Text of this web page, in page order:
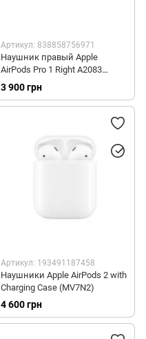
Артикул: 838858756971
Наушник правый Apple
AirPods Pro 1 Right A2083
(MWP22/R) (no-box)
3 900 грн
Артикул: 193491187458
Наушники Apple AirPods 2 with
Charging Case (MV7N2)
4 600 грн